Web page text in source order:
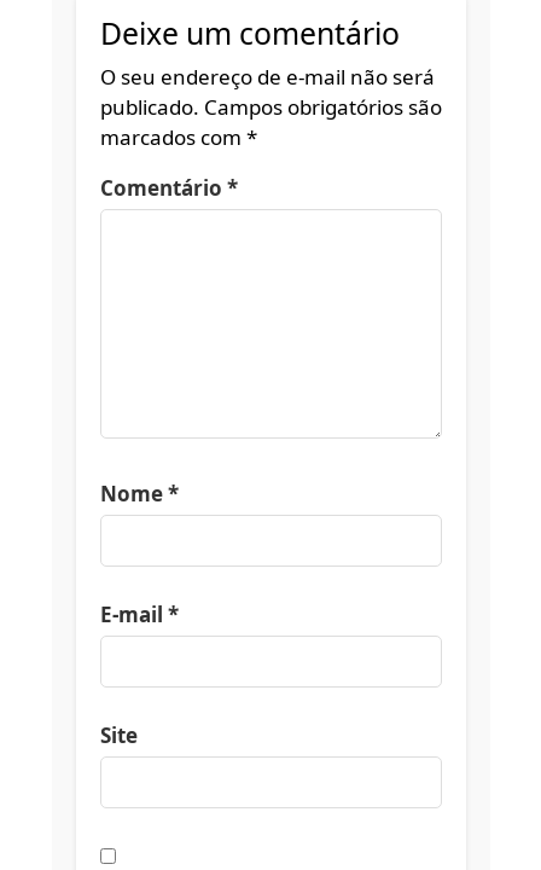
Deixe um comentário
O seu endereço de e-mail não será
publicado. Campos obrigatórios são
marcados com *
Comentário *
Nome*
E-mail *
Site